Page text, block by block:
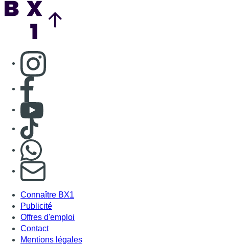
Consulter page Instagram
Consulter page Facebook
Consulter Youtube
Consulter TikTok
S'abonner à notre newsletter
Connaître BX1
Publicité
Offres d'emploi
Contact
Mentions légales